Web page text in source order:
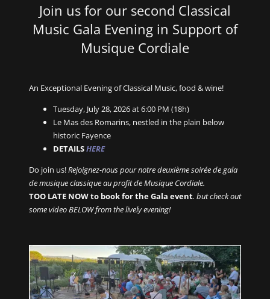
Join us for our second Classical
Music Gala Evening in Support of
Musique Cordiale
An Exceptional Evening of Classical Music, food & wine!
Tuesday, July 28, 2026 at 6:00 PM (18h)
Le Mas des Romarins, nestled in the plain below
historic Fayence
DETAILSHERE
Do join us!Rejoignez-nous pour notre deuxième soirée de gala
de musique classique au profit de Musique Cordiale.
TOO LATE NOW to book for the Gala event. but check out
some video BELOW from the lively evening!